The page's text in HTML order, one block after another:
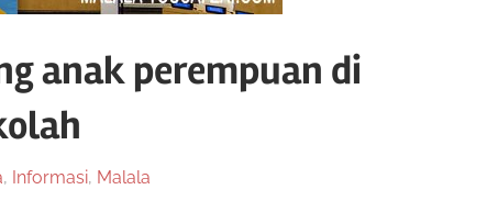
anak perempuan di
, Informasi, Malala